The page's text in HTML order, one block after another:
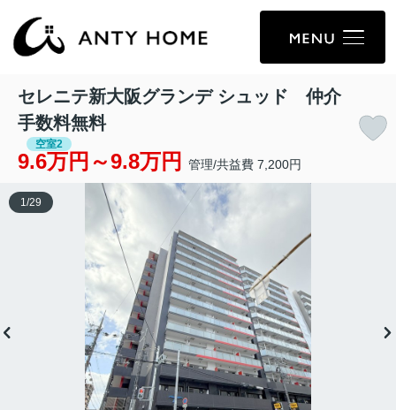
セレニテ新大阪グランデ シュッド 仲介
手数料無料
空室2
9.6万円～9.8万円 管理/共益費 7,200円
1 /29